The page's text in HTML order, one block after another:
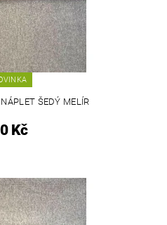
ŠEDÝ MELÍR
Kč